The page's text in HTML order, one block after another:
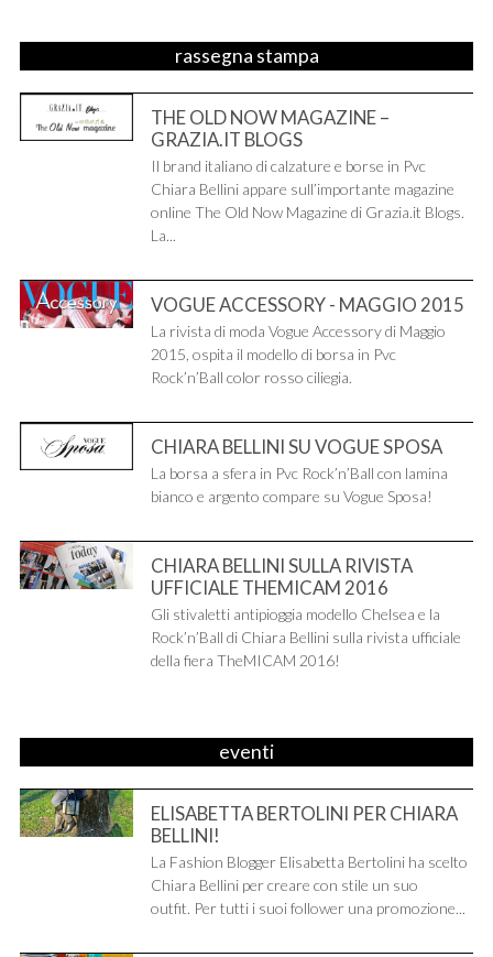
rassegna stampa
THE OLD NOW MAGAZINE –
GRAZIA.IT BLOGS
Il brand italiano di calzature e borse in Pvc
Chiara Bellini appare sull’importante magazine
online The Old Now Magazine di Grazia.it Blogs.
La...
VOGUE ACCESSORY - MAGGIO 2015
La rivista di moda Vogue Accessory di Maggio
2015, ospita il modello di borsa in Pvc
Rock’n’Ball color rosso ciliegia.
CHIARA BELLINI SU VOGUE SPOSA
La borsa a sfera in Pvc Rock’n’Ball con lamina
bianco e argento compare su Vogue Sposa!
CHIARA BELLINI SULLA RIVISTA
UFFICIALE THEMICAM 2016
Gli stivaletti antipioggia modello Chelsea e la
Rock’n’Ball di Chiara Bellini sulla rivista ufficiale
della fiera TheMICAM 2016!
eventi
ELISABETTA BERTOLINI PER CHIARA
BELLINI!
La Fashion Blogger Elisabetta Bertolini ha scelto
Chiara Bellini per creare con stile un suo
outfit. Per tutti i suoi follower una promozione...